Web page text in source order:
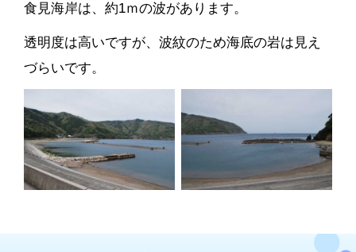
食見海岸は、約1ｍの波があります。
透明度は高いですが、波紋のため海底の岩は見え
づらいです。